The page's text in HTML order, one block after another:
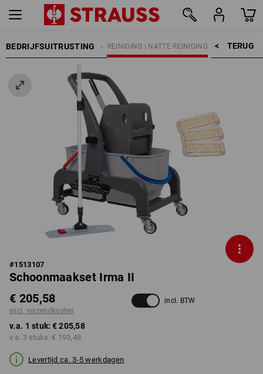
BEDRIJFSUITRUSTING TERUG    >
VOCHTIGE REINIGING | NATTE REINIGING
REINIGING
#1513107
Schoonmaakset Irma II
€ 205,58
excl. verzendkosten
incl. BTW
v.a. 1 stuk: € 205,58
v.a. 3 stuks: € 193,48
Levertijd ca. 3-5 werkdagen